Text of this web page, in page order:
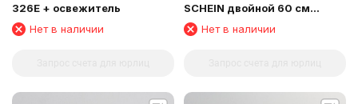
326E + освежитель
Нет в наличии
SCHEIN двойной 60 см
(D32821)
Нет в наличии